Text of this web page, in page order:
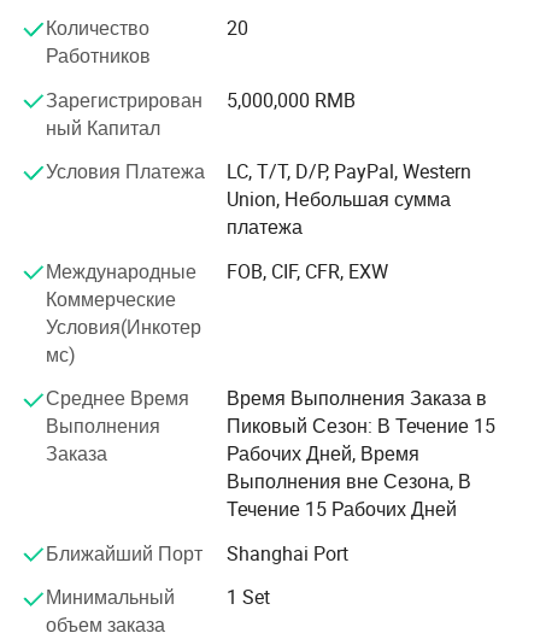
Компания, основанная в 2010 году, отстаивает бизнес-
и социальную философию «идентификации
информации о безопасности, пользователей можно
гарантировать потреблять», опираясь на мощные
научные исследования Университета науки и техники
Хуажонг, полный набор систем для
ультрафиолетового лазера, промышленного
оптического волокна, были разработаны лазерные
проверки, в ходе которых были использованы
новейшие технологии маркировки и отслеживания
контрафактной продукции для этикетирования и
борьбы с подделкой пищевых продуктов и напитков,
биомедицины, автозапчастей, ежедневной косметики,
материалов для кабелей и труб, строительных
материалов, электроники, аэрокосмической
промышленности, оборудования и инструментов, и
т.д., освоить опыт применения различных
обеспечение пользователей стабильными и
надежными продуктами и услугами лазерного
кодирования и визуального контроля, помочь
Количество
Работников
20
Зарегистрирован
ный Капитал
5,000,000 RMB
Условия Платежа
LC, T/T, D/P, PayPal, Western
Union, Небольшая сумма
платежа
Международные
Коммерческие
Условия(Инкотер
мс)
FOB, CIF, CFR, EXW
Среднее Время
Выполнения
Заказа
Время Выполнения Заказа в
Пиковый Сезон: В Течение 15
Рабочих Дней, Время
Выполнения вне Сезона, В
Течение 15 Рабочих Дней
Ближайший Порт
Shanghai Port
Минимальный
объем заказа
1 Set